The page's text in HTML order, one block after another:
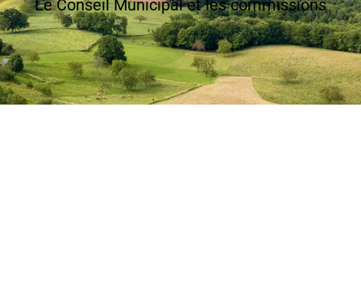
Le Conseil Municipal et les commissions